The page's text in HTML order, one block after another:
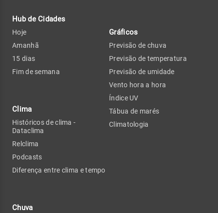
Hub de Cidades
Hoje
Amanhã
15 dias
Fim de semana
Clima
Históricos de clima -
Dataclima
Relclima
Podcasts
Diferença entre clima e tempo
Chuva
Gráficos
Previsão de chuva
Previsão de temperatura
Previsão de umidade
Vento hora a hora
Índice UV
Tábua de marés
Climatologia